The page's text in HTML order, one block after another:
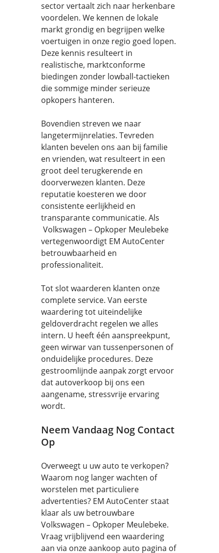
sector vertaalt zich naar herkenbare
voordelen. We kennen de lokale
markt grondig en begrijpen welke
voertuigen in onze regio goed lopen.
Deze kennis resulteert in
realistische, marktconforme
biedingen zonder lowball-tactieken
die sommige minder serieuze
opkopers hanteren.
Bovendien streven we naar
langetermijnrelaties. Tevreden
klanten bevelen ons aan bij familie
en vrienden, wat resulteert in een
groot deel terugkerende en
doorverwezen klanten. Deze
reputatie koesteren we door
consistente eerlijkheid en
transparante communicatie. Als
Volkswagen – Opkoper Meulebeke
vertegenwoordigt EM AutoCenter
betrouwbaarheid en
professionaliteit.
Tot slot waarderen klanten onze
complete service. Van eerste
waardering tot uiteindelijke
geldoverdracht regelen we alles
intern. U heeft één aanspreekpunt,
geen wirwar van tussenpersonen of
onduidelijke procedures. Deze
gestroomlijnde aanpak zorgt ervoor
dat autoverkoop bij ons een
aangename, stressvrije ervaring
wordt.
Neem Vandaag Nog Contact
Op
Overweegt u uw auto te verkopen?
Waarom nog langer wachten of
worstelen met particuliere
advertenties? EM AutoCenter staat
klaar als uw betrouwbare
Volkswagen – Opkoper Meulebeke.
Vraag vrijblijvend een waardering
aan via onze aankoop auto pagina of